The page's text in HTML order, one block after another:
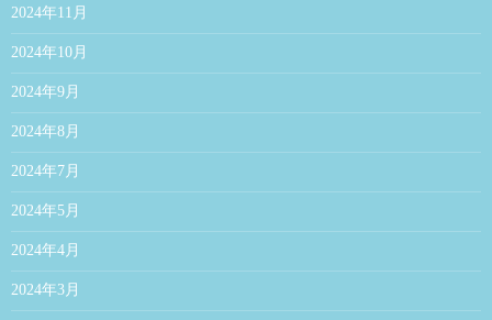
2024年11月
2024年10月
2024年9月
2024年8月
2024年7月
2024年5月
2024年4月
2024年3月